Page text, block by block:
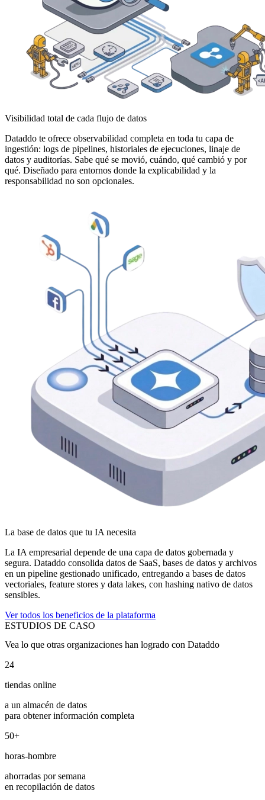
Visibilidad total de cada flujo de datos
Dataddo te ofrece observabilidad completa en toda tu capa de
ingestión: logs de pipelines, historiales de ejecuciones, linaje de
datos y auditorías. Sabe qué se movió, cuándo, qué cambió y por
qué. Diseñado para entornos donde la explicabilidad y la
responsabilidad no son opcionales.
La base de datos que tu IA necesita
La IA empresarial depende de una capa de datos gobernada y
segura. Dataddo consolida datos de SaaS, bases de datos y archivos
en un pipeline gestionado unificado, entregando a bases de datos
vectoriales, feature stores y data lakes, con hashing nativo de datos
sensibles.
Ver todos los beneficios de la plataforma
ESTUDIOS DE CASO
Vea lo que otras organizaciones han logrado con Dataddo
24
tiendas online
a un almacén de datos
para obtener información completa
50+
horas-hombre
ahorradas por semana
en recopilación de datos